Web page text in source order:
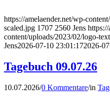
https://amelaender.net/wp-
scaled.jpg 1707 2560 Jens
content/uploads/2023/02/logo-
Jens2026-07-10 23:01:172026-
Tagebuch 09.07.26
10.07.2026/0 Kommentare/in